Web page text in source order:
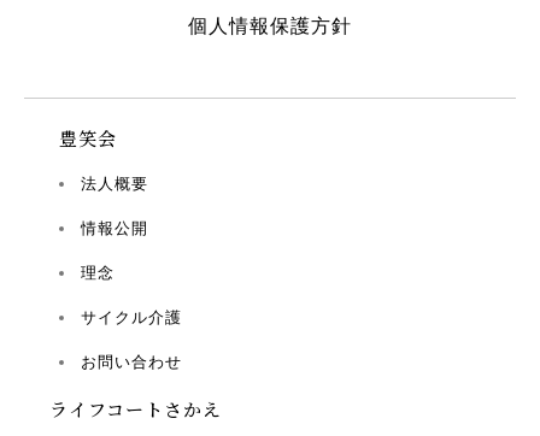
個人情報保護方針
豊笑会
法人概要
情報公開
理念
サイクル介護
お問い合わせ
ライフコートさかえ